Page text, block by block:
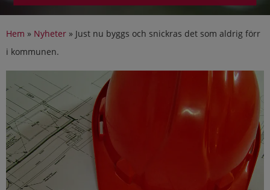
Hem » Nyheter » Just nu byggs och snickras det som aldrig förr
i kommunen.